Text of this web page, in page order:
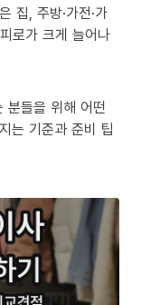
집, 주방·가전·가
로가 크게 늘어나
분들을 위해 어떤
는 기준과 준비 팁